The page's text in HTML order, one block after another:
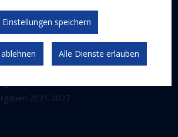
2021-2027
Einstellungen speichern
Alle Dienste erlauben